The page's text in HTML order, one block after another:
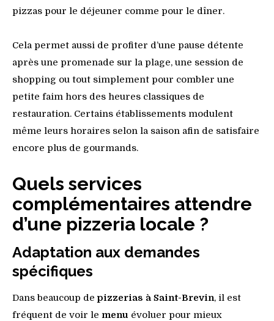
pizzas pour le déjeuner comme pour le dîner.
Cela permet aussi de profiter d’une pause détente
après une promenade sur la plage, une session de
shopping ou tout simplement pour combler une
petite faim hors des heures classiques de
restauration. Certains établissements modulent
même leurs horaires selon la saison afin de satisfaire
encore plus de gourmands.
Quels services
complémentaires attendre
d’une pizzeria locale ?
Adaptation aux demandes
spécifiques
Dans beaucoup depizzerias à Saint-Brevin, il est
fréquent de voir le menu évoluer pour mieux